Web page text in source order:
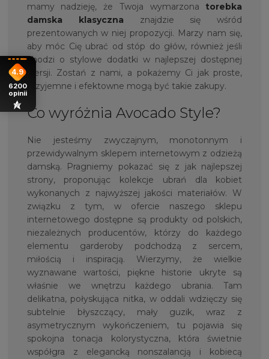
mamy nadzieję, że Twoja wymarzona torebka
damska klasyczna znajdzie się wśród
prezentowanych w niej propozycji. Marzy nam się,
aby móc Cię ubrać od stóp do głów, również jeśli
chodzi o stylowe dodatki w najlepszej dostępnej
wersji. Zostań z nami, a pokażemy Ci jak proste,
przyjemne i efektowne mogą być takie zakupy.
Co wyróżnia Avocado Style?
Nie jesteśmy zwyczajnym, monotonnym i
przewidywalnym sklepem internetowym z odzieżą
damską. Pragniemy pokazać się z jak najlepszej
strony, proponując kolekcje ubrań dla kobiet
wykonanych z najwyższej jakości materiałów. W
związku z tym, w ofercie naszego sklepu
internetowego dostępne są produkty od polskich,
niezależnych producentów, którzy do każdego
elementu garderoby podchodzą z sercem,
miłością i inspiracją. Wierzymy, że wielkie
wyznawane wartości, piękne historie ukryte są
właśnie we wnętrzu każdego ubrania. Tam
delikatna, połyskująca nitka, w oddali wdzięczy się
subtelnie błyszczący, mały guzik, wraz z
asymetrycznym wykończeniem, tu pojawia się
spokojna tonacja kolorystyczna, która świetnie
współgra z elegancką nonszalancją i kobiecą
4.9
6200
opinii